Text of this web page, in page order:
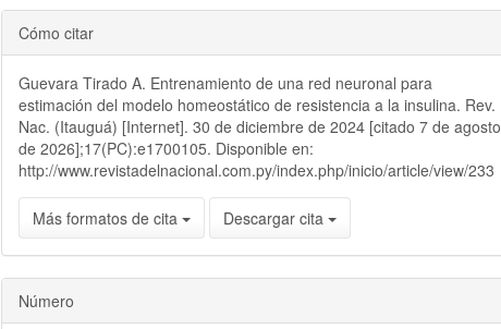
Detalles
del
artículo
Cómo citar
Guevara Tirado A. Entrenamiento de una red neuronal para
estimación del modelo homeostático de resistencia a la insulina. Rev.
Nac. (Itauguá) [Internet]. 30 de diciembre de 2024 [citado 7 de agosto
de 2026];17(PC):e1700105. Disponible en:
http://www.revistadelnacional.com.py/index.php/inicio/article/view/233
Más formatos de cita Descargar cita
Número